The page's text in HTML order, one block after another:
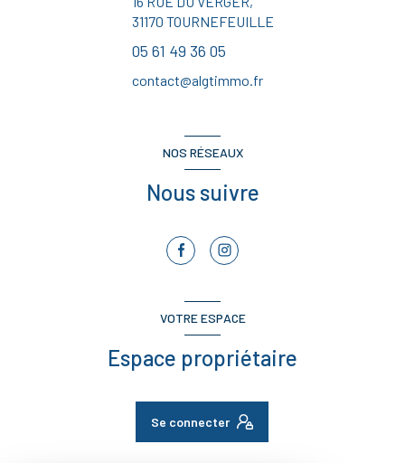
31170 TOURNEFEUILLE
05 61 49 36 05
contact@algtimmo.fr
NOS RÉSEAUX
Nous suivre
VOTRE ESPACE
Espace propriétaire
Se connecter